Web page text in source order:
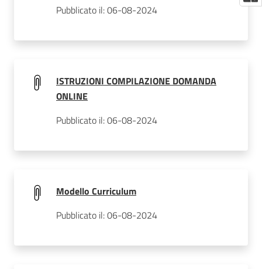
Pubblicato il: 06-08-2024
ISTRUZIONI COMPILAZIONE DOMANDA
ONLINE
Pubblicato il: 06-08-2024
Modello Curriculum
Pubblicato il: 06-08-2024